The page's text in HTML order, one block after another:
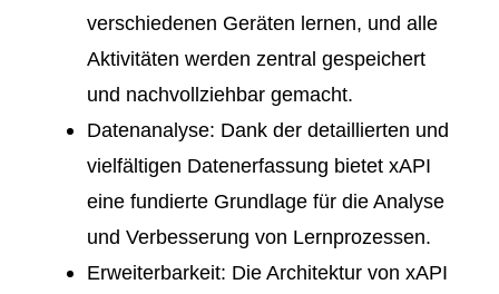
verschiedenen Geräten lernen, und alle
Aktivitäten werden zentral gespeichert
und nachvollziehbar gemacht.
Datenanalyse: Dank der detaillierten und
vielfältigen Datenerfassung bietet xAPI
eine fundierte Grundlage für die Analyse
und Verbesserung von Lernprozessen.
Erweiterbarkeit: Die Architektur von xAPI